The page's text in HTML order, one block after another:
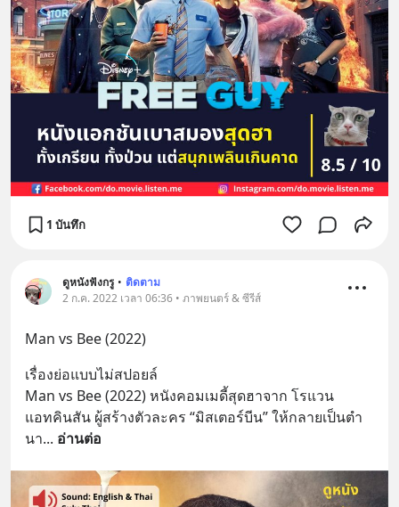
1 บันทึก
ดูหนังฟังกรู • ติดตาม
2 ก.ค. 2022 เวลา 06:36 • ภาพยนตร์ & ซีรีส์
Man vs Bee (2022)
เรื่องย่อแบบไม่สปอยล์
Man vs Bee (2022) หนังคอมเมดี้สุดฮาจาก โรแวน
แอทคินสัน ผู้สร้างตัวละคร “มิสเตอร์บีน” ให้กลายเป็นตำ
นา... อ่านต่อ